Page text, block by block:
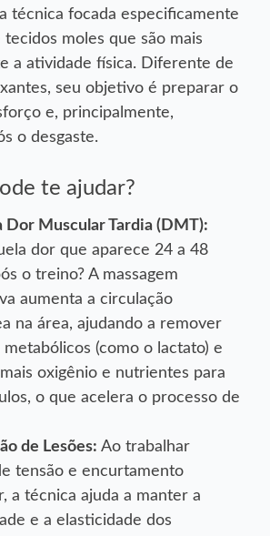
técnica focada especificamente
tecidos moles que são mais
a atividade física. Diferente de
seu objetivo é preparar o
e, principalmente,
o desgaste.
te ajudar?
Dor Muscular Tardia (DMT):
dor que aparece 24 a 48
o treino? A massagem
aumenta a circulação
na área, ajudando a remover
metabólicos (como o lactato) e
oxigênio e nutrientes para
o que acelera o processo de
de Lesões: Ao trabalhar
tensão e encurtamento
a técnica ajuda a manter a
e a elasticidade dos